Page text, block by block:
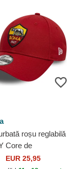
roșu reglabilă
Core de
Sportiva Roma
EUR 25,95